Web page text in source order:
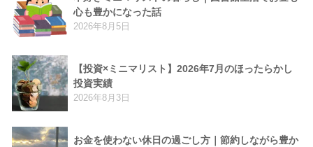
心も豊かになった話
2026年8月5日
【投資×ミニマリスト】2026年7月のほったらかし
投資実績
2026年8月3日
お金を使わない休日の過ごし方｜節約しながら豊か